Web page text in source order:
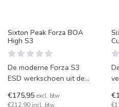
Sixton Peak Forza BOA
High S3
De moderne Forza S3
ESD werkschoen uit de
uit 100% diervriendelijk
€175,95 excl. btw
€212,90 incl. btw